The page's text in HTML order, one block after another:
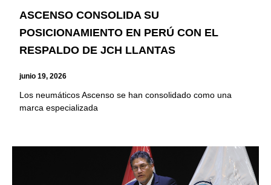
ASCENSO CONSOLIDA SU
POSICIONAMIENTO EN PERÚ CON EL
RESPALDO DE JCH LLANTAS
junio 19, 2026
Los neumáticos Ascenso se han consolidado como una
marca especializada